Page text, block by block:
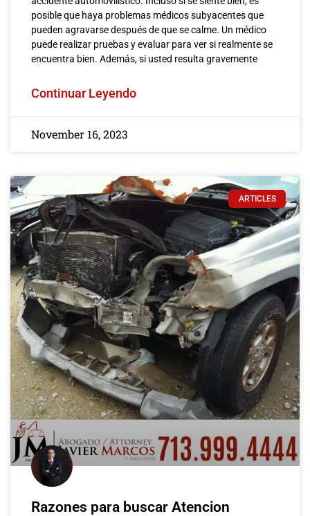
posible que haya problemas médicos subyacentes que
pueden agravarse después de que se calme. Un médico
puede realizar pruebas y evaluar para ver si realmente se
encuentra bien. Además, si usted resulta gravemente
Continuar Leyendo
November 16, 2023
ARTICLES
Razones para buscar Atencion